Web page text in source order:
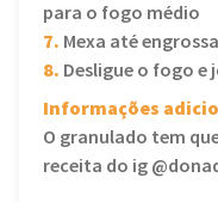
para o fogo médio
7. Mexa até
8. Desligue o fogo e
Informações
O granulado tem
receita do ig